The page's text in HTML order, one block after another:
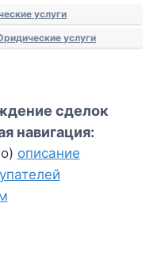
услуги
услуги
сделок
навигация:
описание